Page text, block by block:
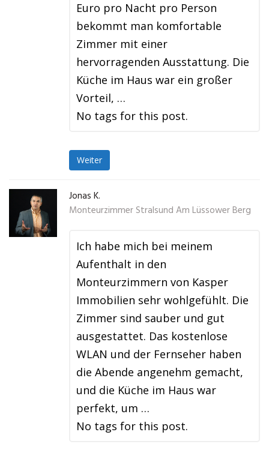
Euro pro Nacht pro Person
bekommt man komfortable
Zimmer mit einer
hervorragenden Ausstattung. Die
Küche im Haus war ein großer
Vorteil, …
No tags for this post.
Weiter
Jonas K.
Monteurzimmer Stralsund Am Lüssower Berg
Ich habe mich bei meinem
Aufenthalt in den
Monteurzimmern von Kasper
Immobilien sehr wohlgefühlt. Die
Zimmer sind sauber und gut
ausgestattet. Das kostenlose
WLAN und der Fernseher haben
die Abende angenehm gemacht,
und die Küche im Haus war
perfekt, um …
No tags for this post.